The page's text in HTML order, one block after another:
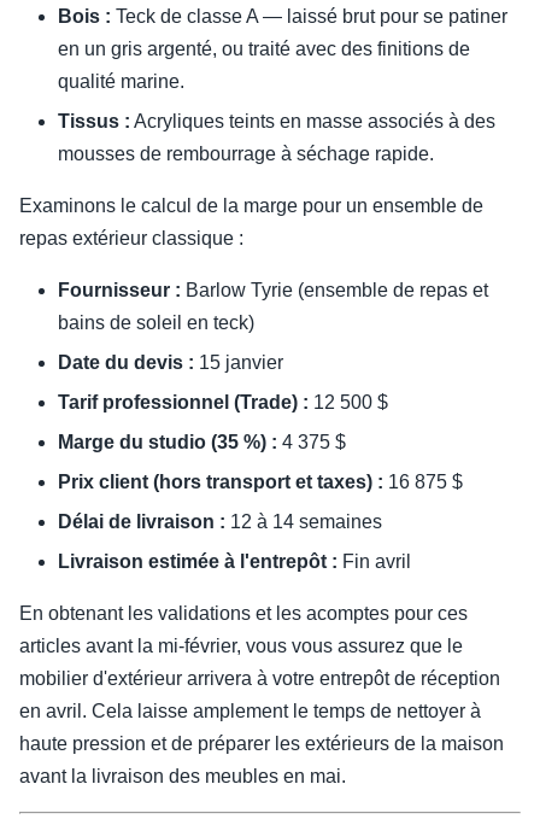
Bois : Teck de classe A — laissé brut pour se patiner
en un gris argenté, ou traité avec des finitions de
qualité marine.
Tissus : Acryliques teints en masse associés à des
mousses de rembourrage à séchage rapide.
Examinons le calcul de la marge pour un ensemble de
repas extérieur classique :
Fournisseur : Barlow Tyrie (ensemble de repas et
bains de soleil en teck)
Date du devis : 15 janvier
Tarif professionnel (Trade) : 12 500 $
Marge du studio (35 %) : 4 375 $
Prix client (hors transport et taxes) : 16 875 $
Délai de livraison : 12 à 14 semaines
Livraison estimée à l'entrepôt : Fin avril
En obtenant les validations et les acomptes pour ces
articles avant la mi-février, vous vous assurez que le
mobilier d'extérieur arrivera à votre entrepôt de réception
en avril. Cela laisse amplement le temps de nettoyer à
haute pression et de préparer les extérieurs de la maison
avant la livraison des meubles en mai.